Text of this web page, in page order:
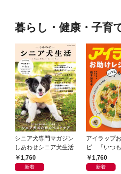
暮らし・健康・子育
シニア犬専門マガジン
しあわせシニア犬生活
1,760
新着
アイラップ
ピ 「いつも
しも」もおい
1,760
新着